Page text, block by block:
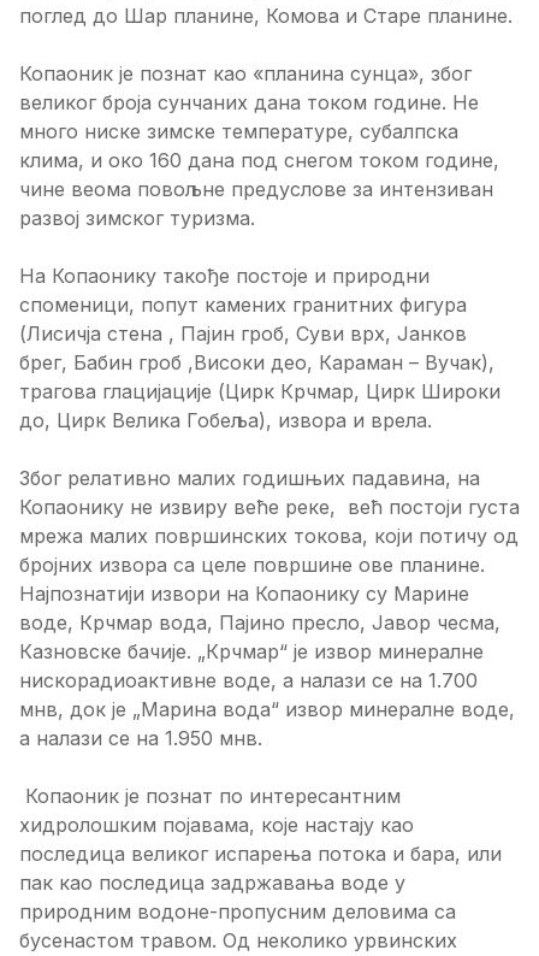
поглед до Шар планине, Комова и Старе планине.
Копаоник је познат као «планина сунца», због
великог броја сунчаних дана током године. Не
много ниске зимске температуре, субалпска
клима, и око 160 дана под снегом током године,
чине веома повољне предуслове за интензиван
развој зимског туризма.
На Копаонику такође постоје и природни
споменици, попут камених гранитних фигура
(Лисичја стена , Пајин гроб, Суви врх, Јанков
брег, Бабин гроб ,Високи део, Караман – Вучак),
трагова глацијације (Цирк Крчмар, Цирк Широки
до, Цирк Велика Гобеља), извора и врела.
Због релативно малих годишњих падавина, на
Копаонику не извиру веће реке, већ постоји густа
мрежа малих површинских токова, који потичу од
бројних извора са целе површине ове планине.
Најпознатији извори на Копаонику су Марине
воде, Крчмар вода, Пајино пресло, Јавор чесма,
Казновске бачије. „Крчмар“ је извор минералне
нискорадиоактивне воде, а налази се на 1.700
мнв, док је „Марина вода“ извор минералне воде,
а налази се на 1.950 мнв.
Копаоник је познат по интересантним
хидролошким појавама, које настају као
последица великог испарења потока и бара, или
пак као последица задржавања воде у
природним водоне-пропусним деловима са
бусенастом травом. Од неколико урвинских